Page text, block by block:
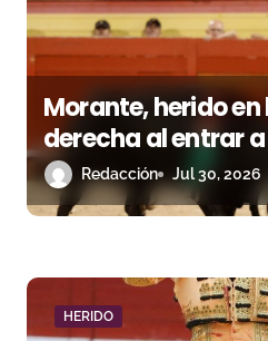
a
s
Morante, herido
derecha al entrar
en Palma
Redacción Jul 30, 2026
HERIDO